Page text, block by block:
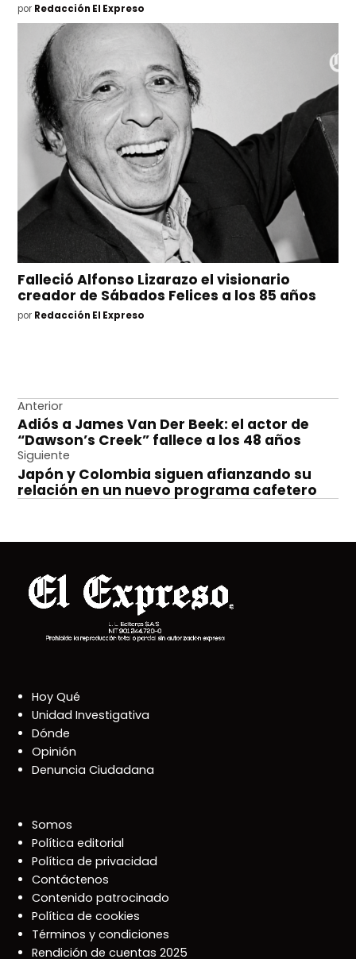
por Redacción El Expreso
Falleció Alfonso Lizarazo el visionario
creador de Sábados Felices a los 85 años
por Redacción El Expreso
Navegación
de
entradas
Anterior
Adiós a James Van Der Beek: el actor de
“Dawson’s Creek” fallece a los 48 años
Siguiente
Japón y Colombia siguen afianzando su
relación en un nuevo programa cafetero
Hoy Qué
Unidad Investigativa
Dónde
Opinión
Denuncia Ciudadana
Somos
Política editorial
Política de privacidad
Contáctenos
Contenido patrocinado
Política de cookies
Términos y condiciones
Rendición de cuentas 2025